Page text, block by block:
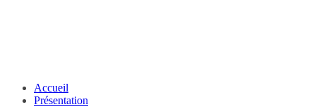
Accueil
Présentation